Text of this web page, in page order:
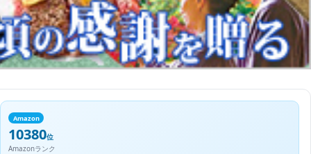
Amazon
10380位
Amazonランク